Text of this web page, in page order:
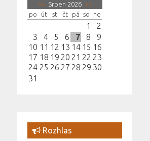
<< Srpen 2026 >>
po
út st čt pá so ne
1
2
3
4 5 6 7 8
9
10 11 12 13 14 15 16
17 18 19 20 21 22 23
24 25 26 27 28 29 30
31
Rozhlas